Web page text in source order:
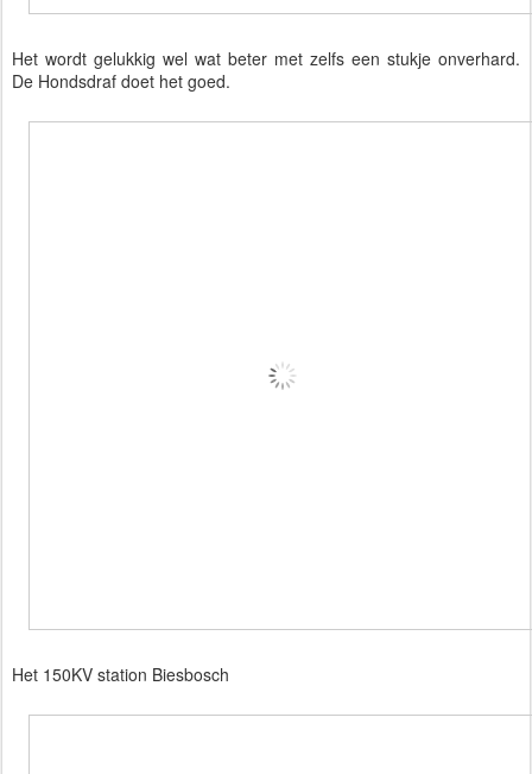
Het wordt gelukkig wel wat beter met zelfs een stukje onverhard.
De Hondsdraf doet het goed.
Het 150KV station Biesbosch